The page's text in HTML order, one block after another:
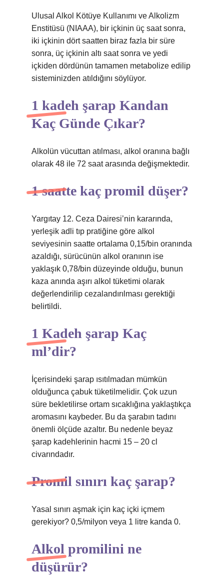
Ulusal Alkol Kötüye Kullanımı ve Alkolizm
Enstitüsü (NIAAA), bir içkinin üç saat sonra,
iki içkinin dört saatten biraz fazla bir süre
sonra, üç içkinin altı saat sonra ve yedi
içkiden dördünün tamamen metabolize edilip
sisteminizden atıldığını söylüyor.
1 kadeh şarap Kandan
Kaç Günde Çıkar?
Alkolün vücuttan atılması, alkol oranına bağlı
olarak 48 ile 72 saat arasında değişmektedir.
1 saatte kaç promil düşer?
Yargıtay 12. Ceza Dairesi’nin kararında,
yerleşik adli tıp pratiğine göre alkol
seviyesinin saatte ortalama 0,15/bin oranında
azaldığı, sürücünün alkol oranının ise
yaklaşık 0,78/bin düzeyinde olduğu, bunun
kaza anında aşırı alkol tüketimi olarak
değerlendirilip cezalandırılması gerektiği
belirtildi.
1 Kadeh şarap Kaç
ml’dir?
İçerisindeki şarap ısıtılmadan mümkün
olduğunca çabuk tüketilmelidir. Çok uzun
süre bekletilirse ortam sıcaklığına yaklaştıkça
aromasını kaybeder. Bu da şarabın tadını
önemli ölçüde azaltır. Bu nedenle beyaz
şarap kadehlerinin hacmi 15 – 20 cl
civarındadır.
Promil sınırı kaç şarap?
Yasal sınırı aşmak için kaç içki içmem
gerekiyor? 0,5/milyon veya 1 litre kanda 0.
Alkol promilini ne
düşürür?